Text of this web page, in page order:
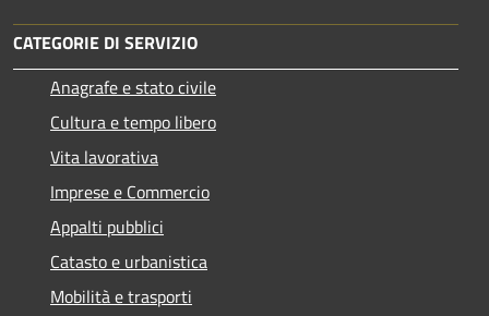
CATEGORIE DI SERVIZIO
Anagrafe e stato civile
Cultura e tempo libero
Vita lavorativa
Imprese e Commercio
Appalti pubblici
Catasto e urbanistica
Mobilità e trasporti